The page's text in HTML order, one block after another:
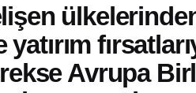
Avrupa